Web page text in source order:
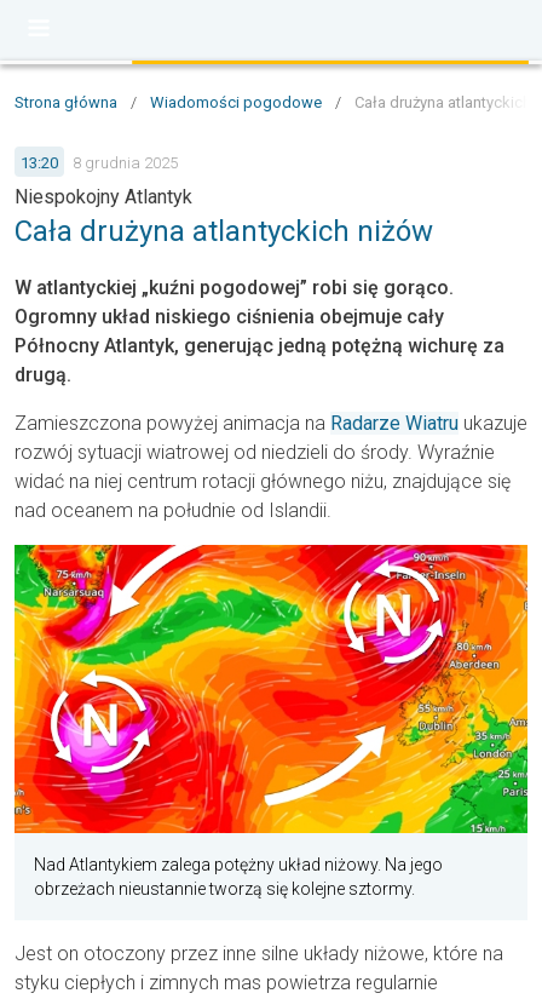
Strona główna / Wiadomości pogodowe / Cała drużyna
13:20 8 grudnia 2025
Niespokojny Atlantyk
Cała drużyna atlantyckich niżów
W atlantyckiej „kuźni pogodowej” robi się gorąco.
Ogromny układ niskiego ciśnienia obejmuje cały
Północny Atlantyk, generując jedną potężną wichurę za
drugą.
Zamieszczona powyżej animacja na Radarze Wiatru ukazuje
rozwój sytuacji wiatrowej od niedzieli do środy. Wyraźnie
widać na niej centrum rotacji głównego niżu, znajdujące się
nad oceanem na południe od Islandii.
Nad Atlantykiem zalega potężny układ niżowy. Na jego
obrzeżach nieustannie tworzą się kolejne sztormy.
Jest on otoczony przez inne silne układy niżowe, które na
styku ciepłych i zimnych mas powietrza regularnie